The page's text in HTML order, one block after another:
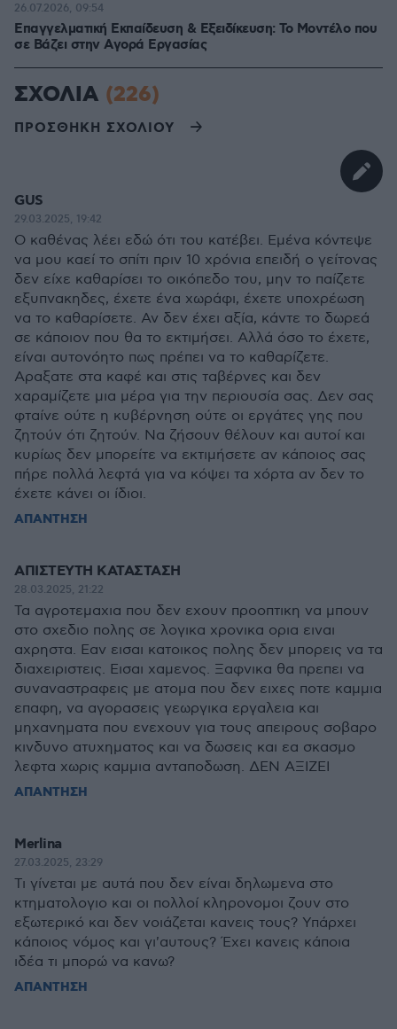
Επαγγελματική Εκπαίδευση & Εξειδίκευση: Το Mοντέλο που
σε Bάζει στην Aγορά Eργασίας
26.07.2026, 09:54
ΣΧΟΛΙΑ (226)
ΠΡΟΣΘΗΚΗ ΣΧΟΛΙΟΥ
GUS
29.03.2025, 19:42
Ο καθένας λέει εδώ ότι του κατέβει. Εμένα κόντεψε
να μου καεί το σπίτι πριν 10 χρόνια επειδή ο γείτονας
δεν είχε καθαρίσει το οικόπεδο του, μην το παίζετε
εξυπνακηδες, έχετε ένα χωράφι, έχετε υποχρέωση
να το καθαρίσετε. Αν δεν έχει αξία, κάντε το δωρεά
σε κάποιον που θα το εκτιμήσει. Αλλά όσο το έχετε,
είναι αυτονόητο πως πρέπει να το καθαρίζετε.
Αραξατε στα καφέ και στις ταβέρνες και δεν
χαραμίζετε μια μέρα για την περιουσία σας. Δεν σας
φταίνε ούτε η κυβέρνηση ούτε οι εργάτες γης που
ζητούν ότι ζητούν. Να ζήσουν θέλουν και αυτοί και
κυρίως δεν μπορείτε να εκτιμήσετε αν κάποιος σας
πήρε πολλά λεφτά για να κόψει τα χόρτα αν δεν το
έχετε κάνει οι ίδιοι.
ΑΠΑΝΤΗΣΗ
ΑΠΙΣΤΕΥΤΗ ΚΑΤΑΣΤΑΣΗ
28.03.2025, 21:22
Τα αγροτεμαχια που δεν εχουν προοπτικη να μπουν
στο σχεδιο πολης σε λογικα χρονικα ορια ειναι
αχρηστα. Εαν εισαι κατοικος πολης δεν μπορεις να τα
διαχειριστεις. Εισαι χαμενος. Ξαφνικα θα πρεπει να
συναναστραφεις με ατομα που δεν ειχες ποτε καμμια
επαφη, να αγορασεις γεωργικα εργαλεια και
μηχανηματα που ενεχουν για τους απειρους σοβαρο
κινδυνο ατυχηματος και να δωσεις και εα σκασμο
λεφτα χωρις καμμια ανταποδωση. ΔΕΝ ΑΞΙΖΕΙ
ΑΠΑΝΤΗΣΗ
Merlina
27.03.2025, 23:29
Τι γίνεται με αυτά που δεν είναι δηλωμενα στο
κτηματολογιο και οι πολλοί κληρονομοι ζουν στο
εξωτερικό και δεν νοιάζεται κανεις τους? Υπάρχει
κάποιος νόμος και γι'αυτους? Έχει κανεις κάποια
ιδέα τι μπορώ να κανω?
ΑΠΑΝΤΗΣΗ